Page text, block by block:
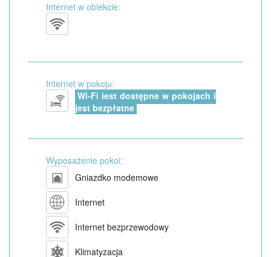
Internet w obiekcie:
Internet w pokoju:
Wi-Fi jest dostępne w pokojach i
jest bezpłatne
Wyposażenie pokoi:
Gniazdko modemowe
Internet
Internet bezprzewodowy
Klimatyzacja